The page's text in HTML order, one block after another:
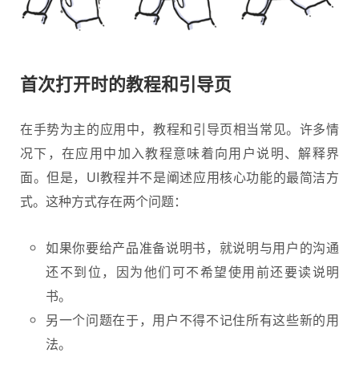
首次打开时的教程和引导页
在手势为主的应用中，教程和引导页相当常见。许多情
况下，在应用中加入教程意味着向用户说明、解释界
面。但是，UI教程并不是阐述应用核心功能的最简洁方
式。这种方式存在两个问题：
如果你要给产品准备说明书，就说明与用户的沟通
还不到位，因为他们可不希望使用前还要读说明
书。
另一个问题在于，用户不得不记住所有这些新的用
法。